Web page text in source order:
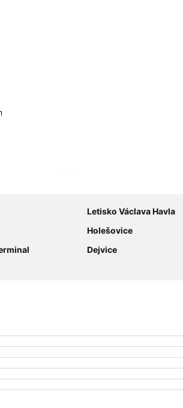
Letisko Václava Havla
Holešovice
Dejvice